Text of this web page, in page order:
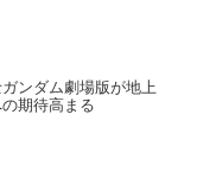
ガンダム劇場版が地上
期待高まる